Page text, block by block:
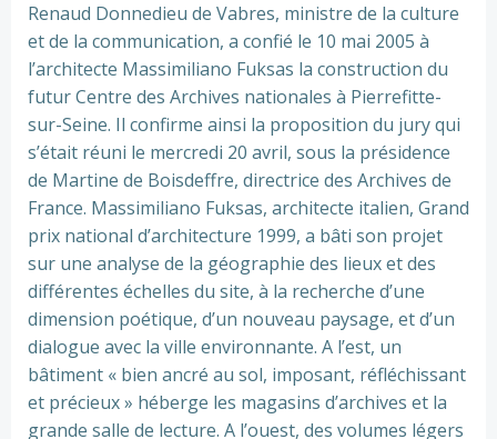
Renaud Donnedieu de Vabres, ministre de la culture
et de la communication, a confié le 10 mai 2005 à
l’architecte Massimiliano Fuksas la construction du
futur Centre des Archives nationales à Pierrefitte-
sur-Seine. Il confirme ainsi la proposition du jury qui
s’était réuni le mercredi 20 avril, sous la présidence
de Martine de Boisdeffre, directrice des Archives de
France. Massimiliano Fuksas, architecte italien, Grand
prix national d’architecture 1999, a bâti son projet
sur une analyse de la géographie des lieux et des
différentes échelles du site, à la recherche d’une
dimension poétique, d’un nouveau paysage, et d’un
dialogue avec la ville environnante. A l’est, un
bâtiment « bien ancré au sol, imposant, réfléchissant
et précieux » héberge les magasins d’archives et la
grande salle de lecture. A l’ouest, des volumes légers